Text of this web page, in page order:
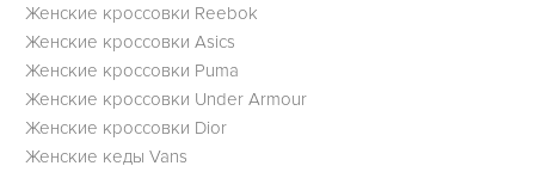
Женские кроссовки Reebok
Женские кроссовки Asics
Женские кроссовки Puma
Женские кроссовки Under Armour
Женские кроссовки Dior
Женские кеды Vans